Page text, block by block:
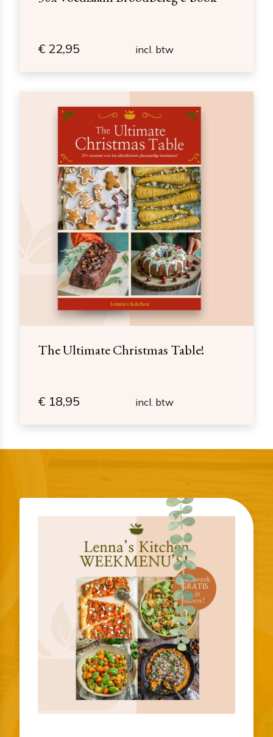
€ 22,95 incl. btw
The Ultimate Christmas Table!
€ 18,95 incl. btw